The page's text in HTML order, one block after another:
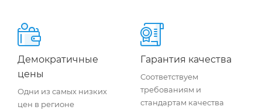
Демократичные
цены
Одни из самых низких
цен в регионе
Гарантия качества
Соответствуем
требованиям и
стандартам качества